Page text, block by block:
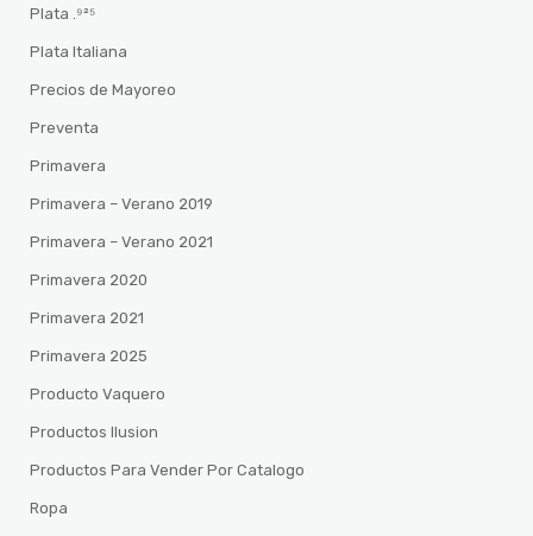
Plata .⁹²⁵
Plata Italiana
Precios de Mayoreo
Preventa
Primavera
Primavera – Verano 2019
Primavera – Verano 2021
Primavera 2020
Primavera 2021
Primavera 2025
Producto Vaquero
Productos Ilusion
Productos Para Vender Por Catalogo
Ropa